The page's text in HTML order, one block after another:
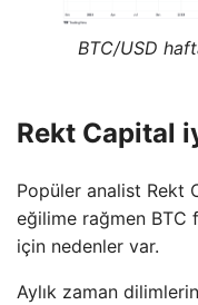
BTC/USD
Rekt Capital
Popüler analist Rekt
eğilime rağmen BTC
için nedenler var.
Aylık zaman